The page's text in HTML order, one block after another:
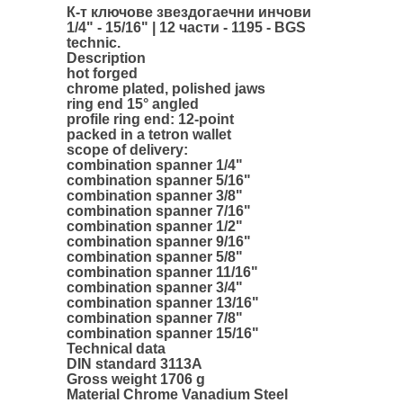
К-т ключове звездогаечни инчови
1/4" - 15/16" | 12 части - 1195 - BGS
technic.
Description
hot forged
chrome plated, polished jaws
ring end 15° angled
profile ring end: 12-point
packed in a tetron wallet
scope of delivery:
combination spanner 1/4"
combination spanner 5/16"
combination spanner 3/8"
combination spanner 7/16"
combination spanner 1/2"
combination spanner 9/16"
combination spanner 5/8"
combination spanner 11/16"
combination spanner 3/4"
combination spanner 13/16"
combination spanner 7/8"
combination spanner 15/16"
Technical data
DIN standard 3113A
Gross weight 1706 g
Material Chrome Vanadium Steel